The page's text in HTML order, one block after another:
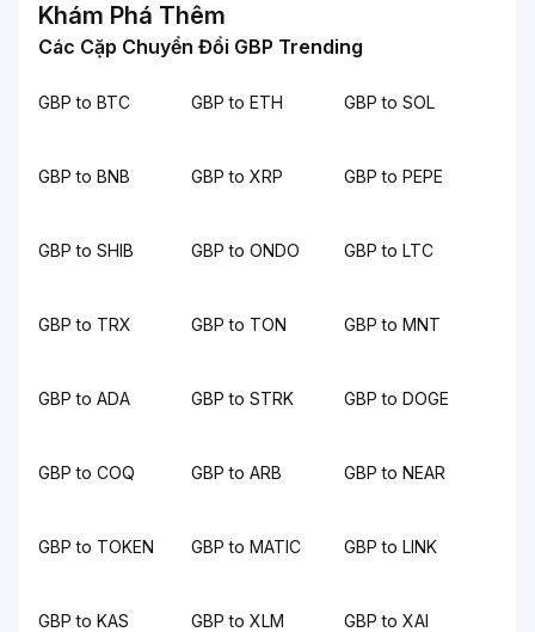
Khám Phá Thêm
Các Cặp Chuyển Đổi GBP Trending
GBP to BTC GBP to ETH GBP to SOL
GBP to BNB GBP to XRP GBP to PEPE
GBP to SHIB GBP to ONDO GBP to LTC
GBP to TRX GBP to TON GBP to MNT
GBP to ADA GBP to STRK GBP to DOGE
GBP to COQ GBP to ARB GBP to NEAR
GBP to TOKEN GBP to MATIC GBP to LINK
GBP to KAS GBP to XLM GBP to XAI